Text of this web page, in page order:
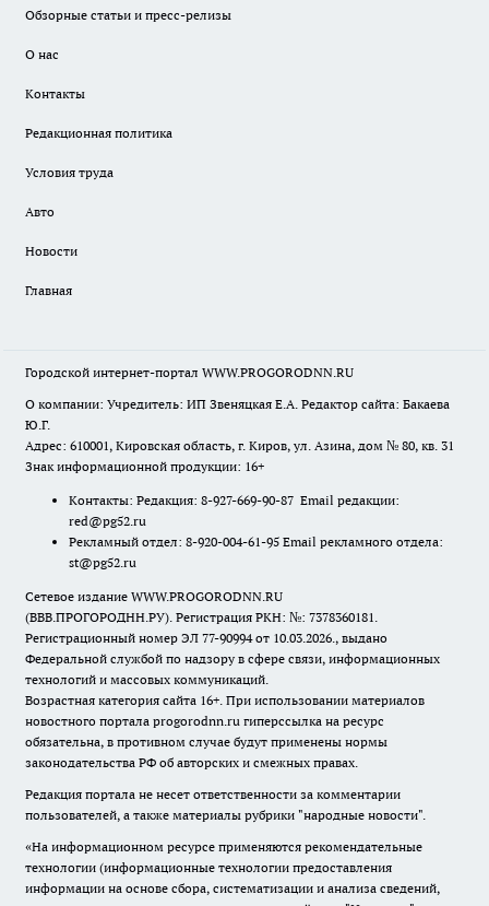
Обзорные статьи и пресс-релизы
О нас
Контакты
Редакционная политика
Условия труда
Авто
Новости
Главная
Городской интернет-портал WWW.PROGORODNN.RU
О компании: Учредитель: ИП Звеняцкая Е.А. Редактор сайта: Бакаева
Ю.Г.
Адрес: 610001, Кировская область, г. Киров, ул. Азина, дом № 80, кв. 31
Знак информационной продукции: 16+
Контакты: Редакция: 8-927-669-90-87 Email редакции:
red@pg52.ru
Рекламный отдел: 8-920-004-61-95 Email рекламного отдела:
st@pg52.ru
Сетевое издание WWW.PROGORODNN.RU
(ВВВ.ПРОГОРОДНН.РУ). Регистрация РКН: №: 7378360181.
Регистрационный номер ЭЛ 77-90994 от 10.03.2026., выдано
Федеральной службой по надзору в сфере связи, информационных
технологий и массовых коммуникаций.
Возрастная категория сайта 16+. При использовании материалов
новостного портала progorodnn.ru гиперссылка на ресурс
обязательна, в противном случае будут применены нормы
законодательства РФ об авторских и смежных правах.
Редакция портала не несет ответственности за комментарии
пользователей, а также материалы рубрики "народные новости".
«На информационном ресурсе применяются рекомендательные
технологии (информационные технологии предоставления
информации на основе сбора, систематизации и анализа сведений,